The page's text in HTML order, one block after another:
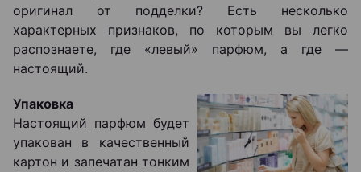
оригинал от подделки? Есть несколько
характерных признаков, по которым вы легко
распознаете, где «левый» парфюм, а где ―
настоящий.
Упаковка
Настоящий парфюм будет
упакован в качественный
картон и запечатан тонким